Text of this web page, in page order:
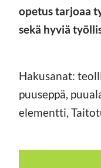
opetus tarjoaa
sekä hyviä
Hakusanat:
puuseppä,
elementti,